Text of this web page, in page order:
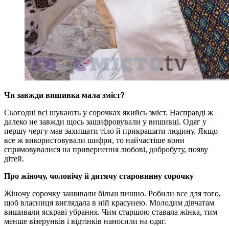
Чи завжди вишивка мала зміст?
Сьогодні всі шукають у сорочках якийсь зміст. Насправді ж
далеко не завжди щось зашифровували у вишивці. Одяг у
першу чергу мав захищати тіло й прикрашати людину. Якщо
все ж використовували шифри, то найчастіше вони
спрямовувалися на привернення любові, добробуту, появу
дітей.
Про жіночу, чоловічу й дитячу старовинну сорочку
Жіночу сорочку зашивали більш пишно. Робили все для того,
щоб власниця виглядала в ній красунею. Молодим дівчатам
вишивали яскраві убрання. Чим старшою ставала жінка, тим
менше візерунків і відтінків наносили на одяг.